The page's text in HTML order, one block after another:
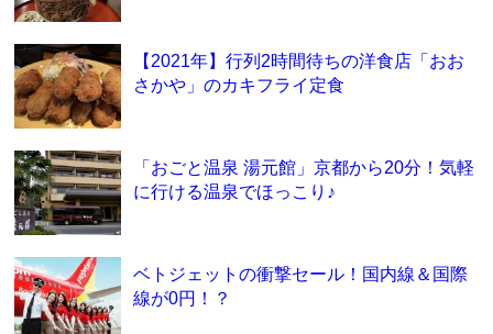
【2021年】行列2時間待ちの洋食店「おお
さかや」のカキフライ定食
「おごと温泉 湯元館」京都から20分！気軽
に行ける温泉でほっこり♪
ベトジェットの衝撃セール！国内線＆国際
線が0円！？